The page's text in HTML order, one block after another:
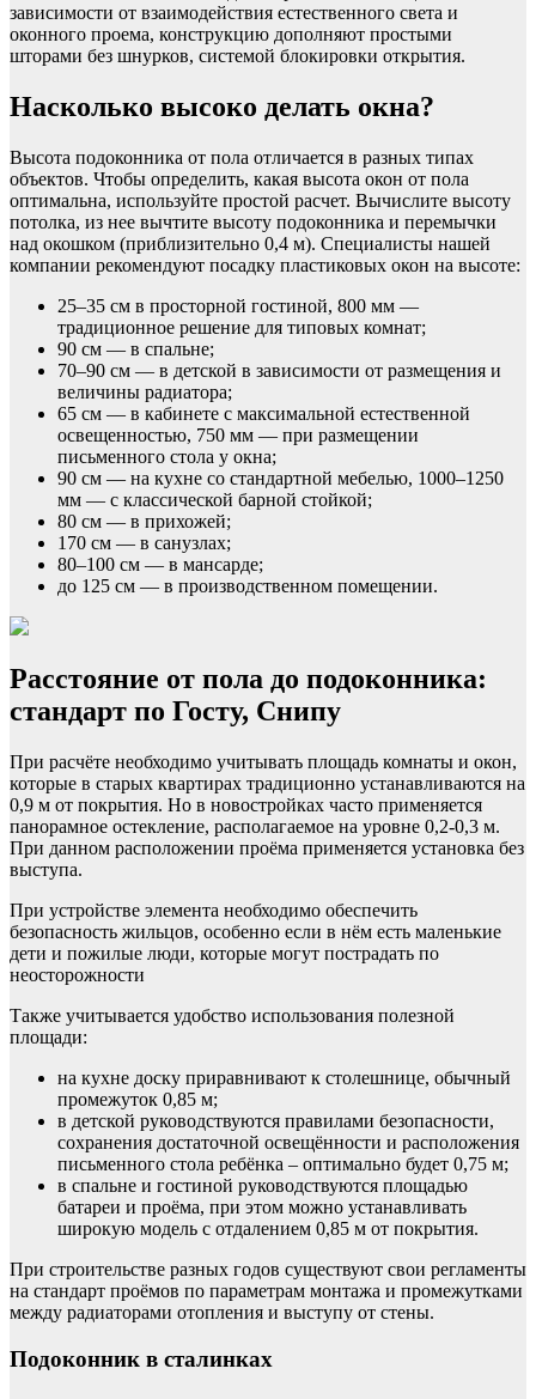
зависимости от взаимодействия естественного света и
оконного проема, конструкцию дополняют простыми
шторами без шнурков, системой блокировки открытия.
Насколько высоко делать окна?
Высота подоконника от пола отличается в разных типах
объектов. Чтобы определить, какая высота окон от пола
оптимальна, используйте простой расчет. Вычислите высоту
потолка, из нее вычтите высоту подоконника и перемычки
над окошком (приблизительно 0,4 м). Специалисты нашей
компании рекомендуют посадку пластиковых окон на высоте:
25–35 см в просторной гостиной, 800 мм —
традиционное решение для типовых комнат;
90 см — в спальне;
70–90 см — в детской в зависимости от размещения и
величины радиатора;
65 см — в кабинете с максимальной естественной
освещенностью, 750 мм — при размещении
письменного стола у окна;
90 см — на кухне со стандартной мебелью, 1000–1250
мм — с классической барной стойкой;
80 см — в прихожей;
170 см — в санузлах;
80–100 см — в мансарде;
до 125 см — в производственном помещении.
Расстояние от пола до подоконника:
стандарт по Госту, Снипу
При расчёте необходимо учитывать площадь комнаты и окон,
которые в старых квартирах традиционно устанавливаются на
0,9 м от покрытия. Но в новостройках часто применяется
панорамное остекление, располагаемое на уровне 0,2-0,3 м.
При данном расположении проёма применяется установка без
выступа.
При устройстве элемента необходимо обеспечить
безопасность жильцов, особенно если в нём есть маленькие
дети и пожилые люди, которые могут пострадать по
неосторожности
Также учитывается удобство использования полезной
площади:
на кухне доску приравнивают к столешнице, обычный
промежуток 0,85 м;
в детской руководствуются правилами безопасности,
сохранения достаточной освещённости и расположения
письменного стола ребёнка – оптимально будет 0,75 м;
в спальне и гостиной руководствуются площадью
батареи и проёма, при этом можно устанавливать
широкую модель с отдалением 0,85 м от покрытия.
При строительстве разных годов существуют свои регламенты
на стандарт проёмов по параметрам монтажа и промежутками
между радиаторами отопления и выступу от стены.
Подоконник в сталинках